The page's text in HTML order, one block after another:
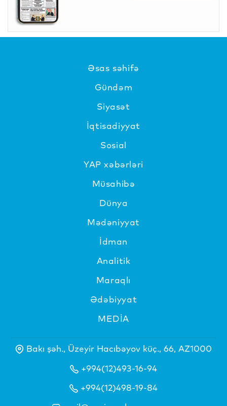
Əsas səhifə
Gündəm
Siyasət
İqtisadiyyat
Sosial
YAP xəbərləri
Müsahibə
Dünya
Mədəniyyat
İdman
Analitik
Maraqlı
Ədəbiyyat
MEDİA
Bakı şəh., Üzeyir Hacıbəyov küç., 66, AZ1000
+994(12)493-16-94
+994(12)498-19-84